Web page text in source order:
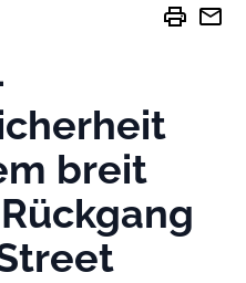
print mail
breit